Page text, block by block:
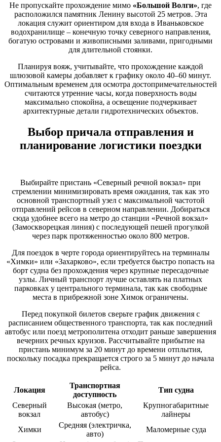
Не пропускайте прохождение мимо «Большой Волги», где
расположился памятник Ленину высотой 25 метров. Эта
локация служит ориентиром для входа в Иваньковское
водохранилище – конечную точку северного направления,
богатую островами и живописными заливами, пригодными
для длительной стоянки.
Планируя вояж, учитывайте, что прохождение каждой
шлюзовой камеры добавляет к графику около 40–60 минут.
Оптимальным временем для осмотра достопримечательностей
считаются утренние часы, когда поверхность воды
максимально спокойна, а освещение подчеркивает
архитектурные детали гидротехнических объектов.
Выбор причала отправления и
планирование логистики поездки
Выбирайте пристань «Северный речной вокзал» при
стремлении минимизировать время ожидания, так как это
основной транспортный узел с максимальной частотой
отправлений рейсов в северном направлении. Добираться
сюда удобнее всего на метро до станции «Речной вокзал»
(Замоскворецкая линия) с последующей пешей прогулкой
через парк протяженностью около 800 метров.
Для поездок в черте города ориентируйтесь на терминалы
«Химки» или «Захарково», если требуется быстро попасть на
борт судна без прохождения через крупные пересадочные
узлы. Личный транспорт лучше оставлять на платных
парковках у центрального терминала, так как свободные
места в прибрежной зоне Химок ограничены.
Перед покупкой билетов сверьте график движения с
расписанием общественного транспорта, так как последний
автобус или поезд метрополитена отходит раньше завершения
вечерних речных круизов. Рассчитывайте прибытие на
пристань минимум за 20 минут до времени отплытия,
поскольку посадка прекращается строго за 5 минут до начала
рейса.
Локация
Транспортная
доступность
Тип судна
Северный
вокзал
Высокая (метро,
автобус)
Крупногабаритные
лайнеры
Химки
Средняя (электричка,
авто)
Маломерные суда